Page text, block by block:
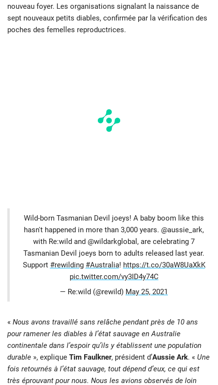
nouveau foyer. Les organisations signalant la naissance de
sept nouveaux petits diables, confirmée par la vérification des
poches des femelles reproductrices.
Wild-born Tasmanian Devil joeys! A baby boom like this
hasn't happened in more than 3,000 years. @aussie_ark,
with Re:wild and @wildarkglobal, are celebrating 7
Tasmanian Devil joeys born to adults released last year.
Support #rewilding #Australia! https://t.co/30aW8UaXkK
pic.twitter.com/vy3ID4y74C
— Re:wild (@rewild) May 25, 2021
« Nous avons travaillé sans relâche pendant près de 10 ans
pour ramener les diables à l’état sauvage en Australie
continentale dans l’espoir qu’ils y établissent une population
durable », explique Tim Faulkner, président d’Aussie Ark. « Une
fois retournés à l’état sauvage, tout dépend d’eux, ce qui est
très éprouvant pour nous. Nous les avions observés de loin